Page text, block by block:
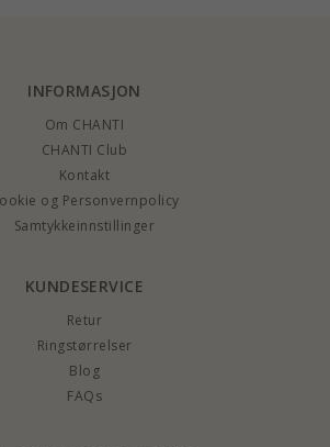
INFORMASJON
Om CHANTI
CHANTI Club
Kontakt
og Personvernpolicy
Samtykkeinnstillinger
KUNDESERVICE
Retur
Ringstørrelser
Blog
FAQs